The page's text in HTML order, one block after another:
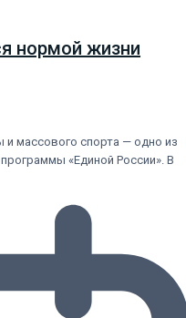
нормой жизни
и массового спорта — одно из
«Единой России». В